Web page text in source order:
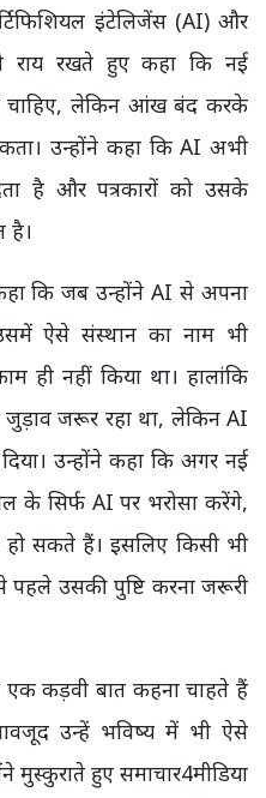
इंटेलिजेंस (AI) और
राय रखते हुए कहा कि नई
चाहिए, लेकिन आंख बंद करके
उन्होंने कहा कि AI अभी
है और पत्रकारों को उसके
है।
कि जब उन्होंने AI से अपना
उसमें ऐसे संस्थान का नाम भी
ही नहीं किया था। हालांकि
जरूर रहा था, लेकिन AI
उन्होंने कहा कि अगर नई
के सिर्फ AI पर भरोसा करेंगे,
हो सकते हैं। इसलिए किसी भी
उसकी पुष्टि करना जरूरी
कड़वी बात कहना चाहते हैं
उन्हें भविष्य में भी ऐसे
मुस्कुराते हुए समाचार4मीडिया